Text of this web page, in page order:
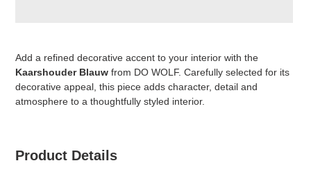
winkelwagen
Add a refined decorative accent to your interior with the
Kaarshouder Blauw from DO WOLF. Carefully selected for its
decorative appeal, this piece adds character, detail and
atmosphere to a thoughtfully styled interior.
Product Details